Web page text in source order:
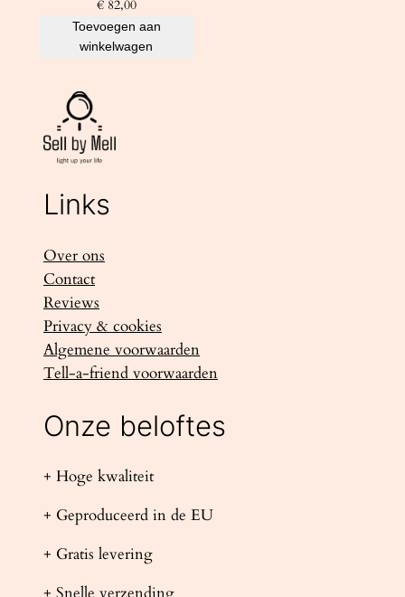
€82,00
Toevoegen aan
winkelwagen
Links
Over ons
Contact
Reviews
Privacy & cookies
Algemene voorwaarden
Tell-a-friend voorwaarden
Onze beloftes
+ Hoge kwaliteit
+ Geproduceerd in de EU
+ Gratis levering
+ Snelle verzending